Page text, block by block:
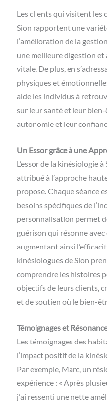
Les clients qui visitent les
Sion rapportent une
l’amélioration de la
une meilleure digestion et
vitale. De plus, en
physiques et
aide les individus à
sur leur santé et leur
autonomie et leur
Un Essor grâce à une
L’essor de la kinésiologie
attribué à l’approche
propose. Chaque séance
besoins spécifiques de
personnalisation permet
guérison qui résonne
augmentant ainsi
kinésiologues de Sion
comprendre les histoires
objectifs de leurs clients,
et de soutien où le bien-
Témoignages et
Les témoignages des
l’impact positif de la
Par exemple, Marc, un
expérience : « Après
j’ai ressenti une nette